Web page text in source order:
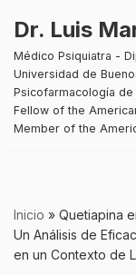
Saltar
al
contenido
Dr. Luis
Médico Psiquiatra -
Universidad de
Psicofarmacología
Fellow of the
Member of the
Inicio » Quetiapina
Un Análisis de
en un Contexto de